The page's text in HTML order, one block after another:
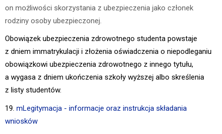
on możliwości skorzystania z ubezpieczenia jako członek
rodziny osoby ubezpieczonej.
Obowiązek ubezpieczenia zdrowotnego studenta powstaje
z dniem immatrykulacji i złożenia oświadczenia o niepodleganiu
obowiązkowi ubezpieczenia zdrowotnego z innego tytułu,
a wygasa z dniem ukończenia szkoły wyższej albo skreślenia
z listy studentów.
19. mLegitymacja - informacje oraz instrukcja składania
wniosków